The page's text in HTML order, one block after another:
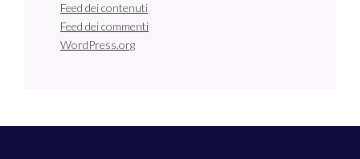
Feed dei contenuti
Feed dei commenti
WordPress.org